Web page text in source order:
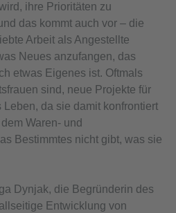
ihre Prioritäten zu
das kommt auch vor – die
Arbeit als Angestellte
Neues anzufangen, das
etwas Eigenes ist. Oftmals
sind, neue Projekte für
da sie damit konfrontiert
Waren- und
Bestimmtes nicht gibt, was sie
Dynjak, die Begründerin des
Entwicklung von